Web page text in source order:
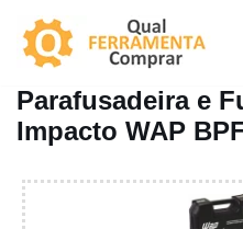
Pular
o
conteúdo
Parafusadeira e
Impacto WAP